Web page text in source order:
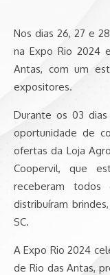
Nos dias 26, 27 e
na Expo Rio 2024
Antas, com um
expositores.
Durante os 03
oportunidade de
ofertas da Loja
Coopervil, que
receberam
distribuíram
SC.
A Expo Rio 2024
de Rio das Antas,